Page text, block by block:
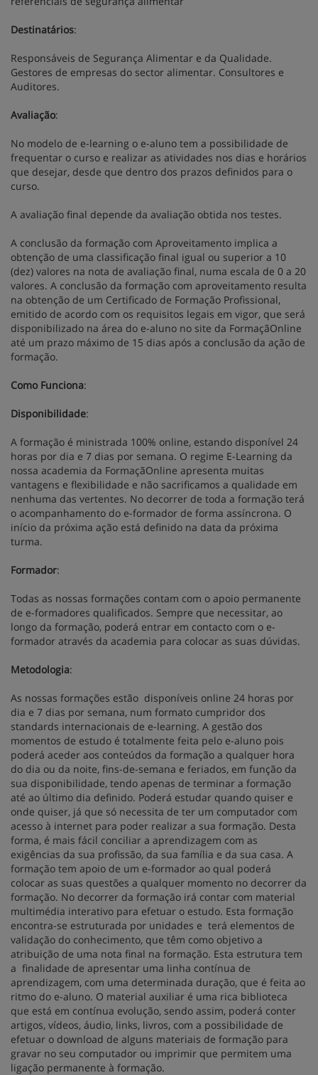
Destinatários:
Responsáveis de Segurança Alimentar e da Qualidade.
Gestores de empresas do sector alimentar. Consultores e
Auditores.
Avaliação:
No modelo de e-learning o e-aluno tem a possibilidade de
frequentar o curso e realizar as atividades nos dias e horários
que desejar, desde que dentro dos prazos definidos para o
curso.
A avaliação final depende da avaliação obtida nos testes.
A conclusão da formação com Aproveitamento implica a
obtenção de uma classificação final igual ou superior a 10
(dez) valores na nota de avaliação final, numa escala de 0 a 20
valores. A conclusão da formação com aproveitamento resulta
na obtenção de um Certificado de Formação Profissional,
emitido de acordo com os requisitos legais em vigor, que será
disponibilizado na área do e-aluno no site da FormaçãOnline
até um prazo máximo de 15 dias após a conclusão da ação de
formação.
Como Funciona:
Disponibilidade:
A formação é ministrada 100% online, estando disponível 24
horas por dia e 7 dias por semana. O regime E-Learning da
nossa academia da FormaçãOnline apresenta muitas
vantagens e flexibilidade e não sacrificamos a qualidade em
nenhuma das vertentes. No decorrer de toda a formação terá
o acompanhamento do e-formador de forma assíncrona. O
início da próxima ação está definido na data da próxima
turma.
Formador:
Todas as nossas formações contam com o apoio permanente
de e-formadores qualificados. Sempre que necessitar, ao
longo da formação, poderá entrar em contacto com o e-
formador através da academia para colocar as suas dúvidas.
Metodologia:
As nossas formações estão disponíveis online 24 horas por
dia e 7 dias por semana, num formato cumpridor dos
standards internacionais de e-learning. A gestão dos
momentos de estudo é totalmente feita pelo e-aluno pois
poderá aceder aos conteúdos da formação a qualquer hora
do dia ou da noite, fins-de-semana e feriados, em função da
sua disponibilidade, tendo apenas de terminar a formação
até ao último dia definido. Poderá estudar quando quiser e
onde quiser, já que só necessita de ter um computador com
acesso à internet para poder realizar a sua formação. Desta
forma, é mais fácil conciliar a aprendizagem com as
exigências da sua profissão, da sua família e da sua casa. A
formação tem apoio de um e-formador ao qual poderá
colocar as suas questões a qualquer momento no decorrer da
formação. No decorrer da formação irá contar com material
multimédia interativo para efetuar o estudo. Esta formação
encontra-se estruturada por unidades e terá elementos de
validação do conhecimento, que têm como objetivo a
atribuição de uma nota final na formação. Esta estrutura tem
a finalidade de apresentar uma linha contínua de
aprendizagem, com uma determinada duração, que é feita ao
ritmo do e-aluno. O material auxiliar é uma rica biblioteca
que está em contínua evolução, sendo assim, poderá conter
artigos, vídeos, áudio, links, livros, com a possibilidade de
efetuar o download de alguns materiais de formação para
gravar no seu computador ou imprimir que permitem uma
ligação permanente à formação.